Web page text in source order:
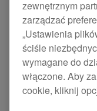
sent
When
effect
work.
zewnętrznym
zarządzać
„Ustawienia
ściśle
wymagane do
włączone. Aby
cookie, kliknij